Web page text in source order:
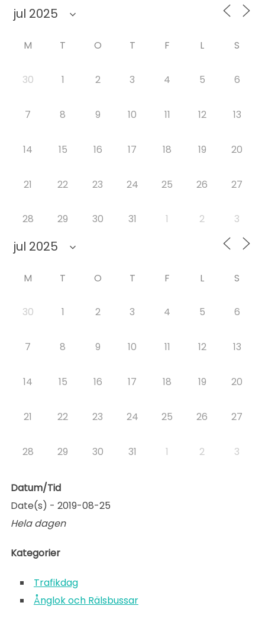
M T O T F L S
30 1 2 3 4 5 6
7 8 9 10 11 12 13
14 15 16 17 18 19 20
21 22 23 24 25 26 27
28 29 30 31 1 2 3
M T O T F L S
30 1 2 3 4 5 6
7 8 9 10 11 12 13
14 15 16 17 18 19 20
21 22 23 24 25 26 27
28 29 30 31 1 2 3
Datum/Tid
Date(s) - 2019-08-25
Hela dagen
Kategorier
Trafikdag
Ånglok och Rälsbussar